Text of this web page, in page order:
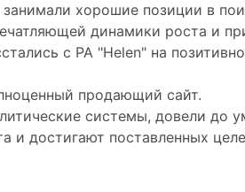
хорошие позиции в
динамики роста и
с РА "Helen" на
продающий сайт.
системы, довели до
и достигают поставленных